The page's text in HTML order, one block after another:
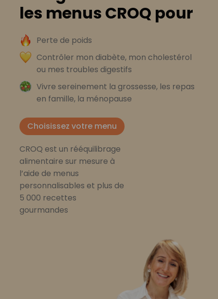
les menus CROQ pour
Perte de poids
Contrôler mon diabète, mon cholestérol
ou mes troubles digestifs
Vivre sereinement la grossesse, les repas
en famille, la ménopause
Choisissez votre menu
CROQ est un rééquilibrage
alimentaire sur mesure à
l’aide de menus
personnalisables et plus de
5 000 recettes
gourmandes